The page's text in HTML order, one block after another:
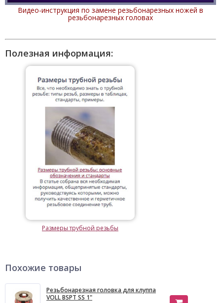
Видео-инструкция по замене резьбонарезных ножей в
резьбонарезных головах
Полезная информация:
Размеры трубной резьбы
Похожие товары
Резьбонарезная головка для клуппа
VOLL BSPT SS 1"